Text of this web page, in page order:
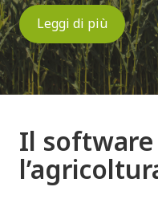
Leggi di più
Il